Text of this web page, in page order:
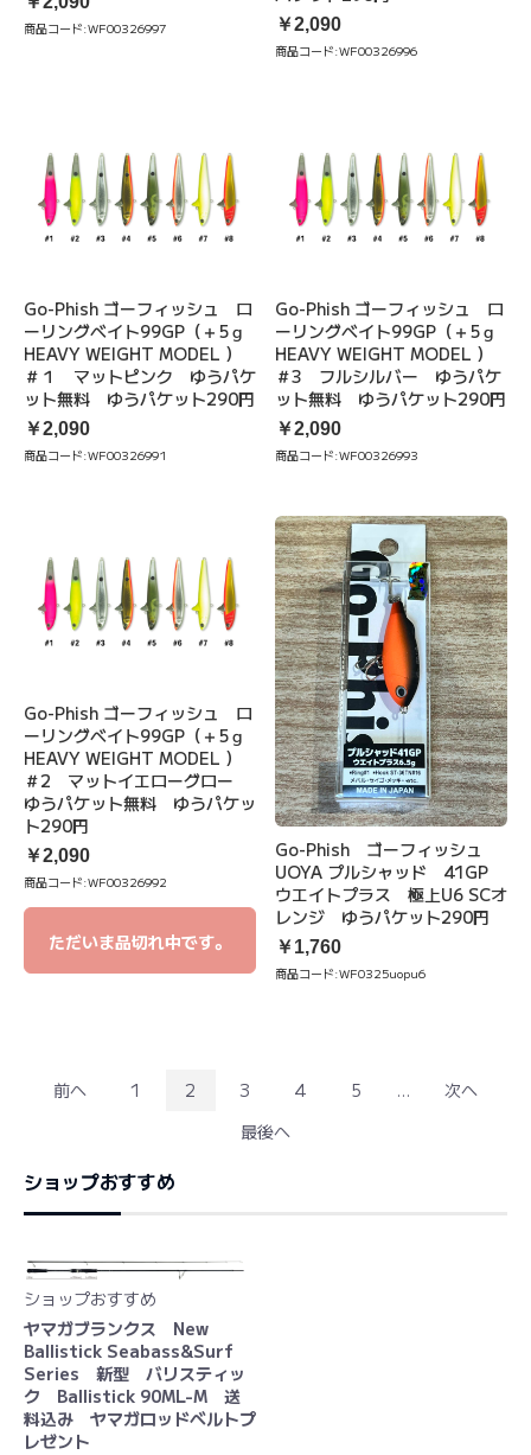
商品コード:WF00326997 ￥2,090
商品コード:WF00326996
Go-Phish ゴーフィッシュ ロ
ーリングベイト99GP（＋5ｇ
HEAVY WEIGHT MODEL ）
＃１ マットピンク ゆうパケ
ット無料 ゆうパケット290円
￥2,090
商品コード:WF00326991
Go-Phish ゴーフィッシュ ロ
ーリングベイト99GP（＋5ｇ
HEAVY WEIGHT MODEL ）
＃3 フルシルバー ゆうパケ
ット無料 ゆうパケット290円
￥2,090
商品コード:WF00326993
Go-Phish ゴーフィッシュ ロ
ーリングベイト99GP（＋5ｇ
HEAVY WEIGHT MODEL ）
＃2 マットイエローグロー
ゆうパケット無料 ゆうパケッ
ト290円
￥2,090
商品コード:WF00326992
ただいま品切れ中です。
Go-Phish ゴーフィッシュ
UOYA プルシャッド 41GP
ウエイトプラス 極上U6 SCオ
レンジ ゆうパケット290円
￥1,760
商品コード:WF0325uopu6
前へ 1 2 3 4 5 ...
次へ
最後へ
ショップおすすめ
ショップおすすめ
ヤマガブランクス New
Ballistick Seabass&Surf
Series 新型 バリスティッ
ク Ballistick 90ML-M 送
料込み ヤマガロッドベルトプ
レゼント